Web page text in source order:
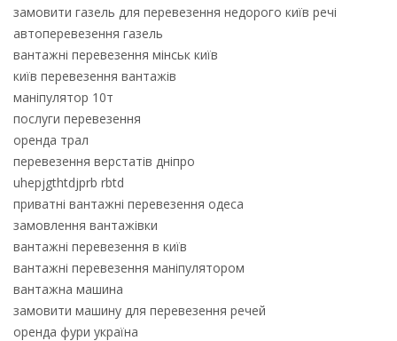
замовити газель для перевезення недорого київ речі
автоперевезення газель
вантажні перевезення мінськ київ
київ перевезення вантажів
маніпулятор 10т
послуги перевезення
оренда трал
перевезення верстатів дніпро
uhepjgthtdjprb rbtd
приватні вантажні перевезення одеса
замовлення вантажівки
вантажні перевезення в київ
вантажні перевезення маніпулятором
вантажна машина
замовити машину для перевезення речей
оренда фури україна